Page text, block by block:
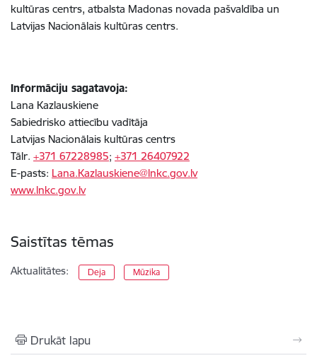
kultūras centrs, atbalsta Madonas novada pašvaldība un
Latvijas Nacionālais kultūras centrs.
Informāciju sagatavoja:
Lana Kazlauskiene
Sabiedrisko attiecību vadītāja
Latvijas Nacionālais kultūras centrs
Tālr. +371 67228985; +371 26407922
E-pasts: Lana.Kazlauskiene@lnkc.gov.lv
www.lnkc.gov.lv
Saistītas tēmas
Aktualitātes: Deja Mūzika
Drukāt lapu